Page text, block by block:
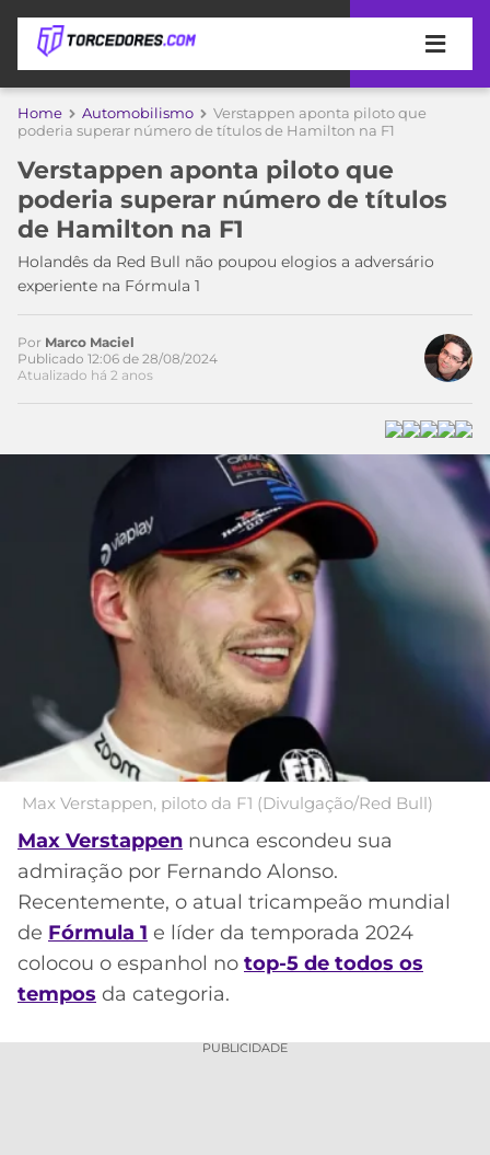
APOSTAS
DE
APOSTA
MELHORES
SITES
DE
APOSTAS
2026
BETBOOM
CÓDIGO
DE
INDICAÇÃO
BET365
CÓDIGO
BETANO
MELHORES
APPS
APOSTAS
CASSINOS
ONLINE
MELHORES
CASSINOS
ONLINE
COPA
DO
MUNDO
TIMES
MEU
TIME
PALMEIRAS
CORINTHIANS
SÃO
PAULO
SANTOS
FLAMENGO
BOTAFOGO
VASCO
INTERNACIONAL
CAMPEONATOS
SÉRIE
LIBERTADORES
COPA
DO
BRASIL
PREMIER
LEAGUE
COPA
AMERICANA
LIGA
DOS
CAMPEÕES
ESPORTIVA
MERCADO
BOLA
PALPITES
Home Automobilismo
Verstappen aponta piloto que
poderia superar número de títulos de Hamilton na F1
Verstappen aponta piloto que
poderia superar número de títulos
de Hamilton na F1
Holandês da Red Bull não poupou elogios a adversário
experiente na Fórmula 1
Acesse o perfil do autor
no Twitter
Por Marco Maciel
Publicado 12:06 de 28/08/2024
Atualizado há 2 anos
Max Verstappen, piloto da F1 (Divulgação/Red Bull)
Max Verstappen nunca escondeu sua
admiração por Fernando Alonso.
Recentemente, o atual tricampeão mundial
de Fórmula 1 e líder da temporada 2024
colocou o espanhol no top-5 de todos os
tempos da categoria.
PUBLICIDADE